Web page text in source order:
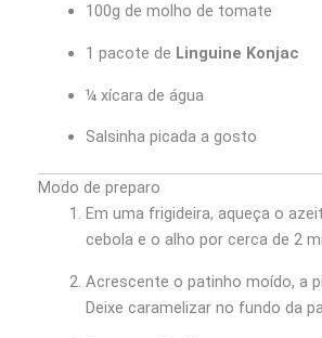
100g de molho de tomate
1 pacote de Linguine Konjac
¼ xícara de água
Salsinha picada a gosto
Modo de preparo
Em uma frigideira, aqueça o
cebola e o alho por cerca de 2
Acrescente o patinho moído, a
Deixe caramelizar no fundo da